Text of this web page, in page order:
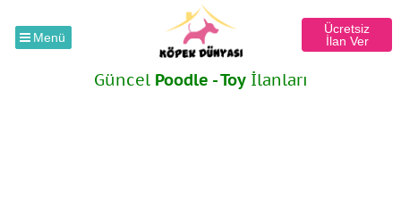
Menü
Ücretsiz
İlan Ver
Güncel Poodle - Toyİlanları